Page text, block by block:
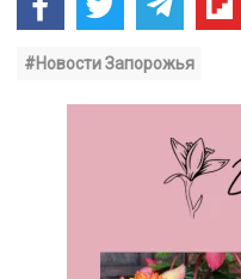
#Новости Запорожья